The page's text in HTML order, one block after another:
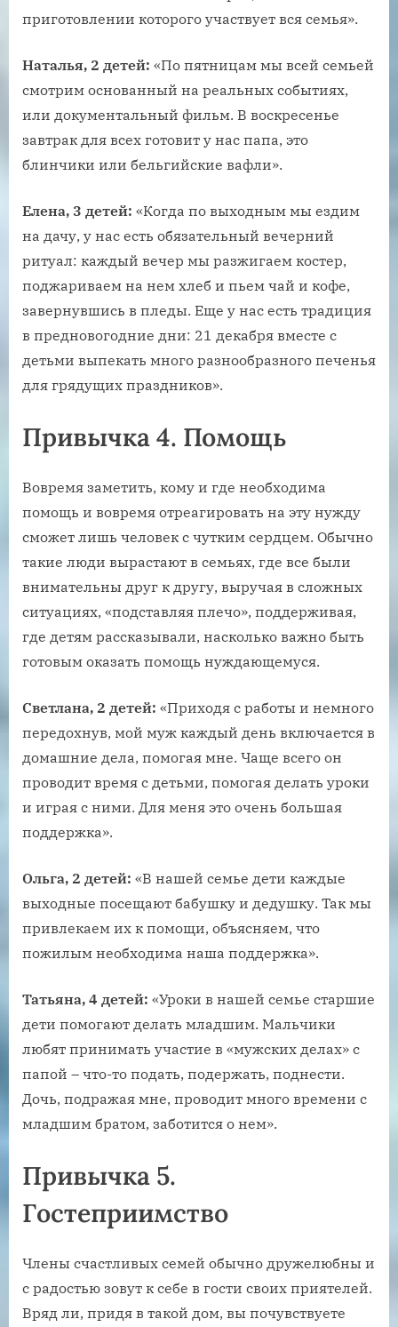
приготовлении которого участвует вся семья».
Наталья, 2 детей: «По пятницам мы всей семьей
смотрим основанный на реальных событиях,
или документальный фильм. В воскресенье
завтрак для всех готовит у нас папа, это
блинчики или бельгийские вафли».
Елена, 3 детей: «Когда по выходным мы ездим
на дачу, у нас есть обязательный вечерний
ритуал: каждый вечер мы разжигаем костер,
поджариваем на нем хлеб и пьем чай и кофе,
завернувшись в пледы. Еще у нас есть традиция
в предновогодние дни: 21 декабря вместе с
детьми выпекать много разнообразного печенья
для грядущих праздников».
Привычка 4. Помощь
Вовремя заметить, кому и где необходима
помощь и вовремя отреагировать на эту нужду
сможет лишь человек с чутким сердцем. Обычно
такие люди вырастают в семьях, где все были
внимательны друг к другу, выручая в сложных
ситуациях, «подставляя плечо», поддерживая,
где детям рассказывали, насколько важно быть
готовым оказать помощь нуждающемуся.
Светлана, 2 детей: «Приходя с работы и немного
передохнув, мой муж каждый день включается в
домашние дела, помогая мне. Чаще всего он
проводит время с детьми, помогая делать уроки
и играя с ними. Для меня это очень большая
поддержка».
Ольга, 2 детей: «В нашей семье дети каждые
выходные посещают бабушку и дедушку. Так мы
привлекаем их к помощи, объясняем, что
пожилым необходима наша поддержка».
Татьяна, 4 детей: «Уроки в нашей семье старшие
дети помогают делать младшим. Мальчики
любят принимать участие в «мужских делах» с
папой – что-то подать, подержать, поднести.
Дочь, подражая мне, проводит много времени с
младшим братом, заботится о нем».
Привычка 5.
Гостеприимство
Члены счастливых семей обычно дружелюбны и
с радостью зовут к себе в гости своих приятелей.
Вряд ли, придя в такой дом, вы почувствуете